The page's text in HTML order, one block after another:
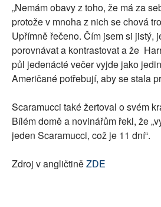
„Nemám obavy z toho, že má za
protože v mnoha z nich se chová
Upřímně řečeno. Čím jsem si jistý,
porovnávat a kontrastovat a že
půl jedenácté večer vyjde jako
Američané potřebují, aby se stala
Scaramucci také žertoval o svém
Bílém domě a novinářům řekl, že
jeden Scaramucci, což je 11 dní“.
Zdroj v angličtiněZDE